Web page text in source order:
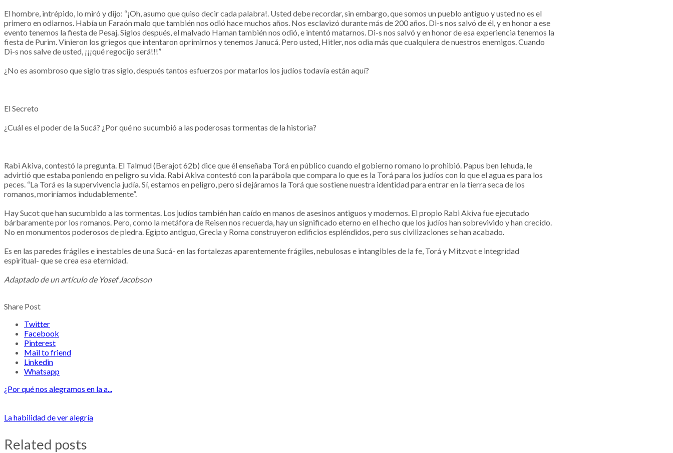
El hombre, intrépido, lo miró y dijo: “¡Oh, asumo que quiso decir cada palabra!. Usted debe recordar, sin embargo, que somos un pueblo antiguo y usted no es el
primero en odiarnos. Había un Faraón malo que también nos odió hace muchos años. Nos esclavizó durante más de 200 años. Di-s nos salvó de él, y en honor a ese
evento tenemos la fiesta de Pesaj. Siglos después, el malvado Haman también nos odió, e intentó matarnos. Di-s nos salvó y en honor de esa experiencia tenemos la
fiesta de Purim. Vinieron los griegos que intentaron oprimirnos y tenemos Janucá. Pero usted, Hitler, nos odia más que cualquiera de nuestros enemigos. Cuando
Di-s nos salve de usted, ¡¡¡qué regocijo será!!!”
¿No es asombroso que siglo tras siglo, después tantos esfuerzos por matarlos los judíos todavía están aquí?
El Secreto
¿Cuál es el poder de la Sucá? ¿Por qué no sucumbió a las poderosas tormentas de la historia?
Rabi Akiva, contestó la pregunta. El Talmud (Berajot 62b) dice que él enseñaba Torá en público cuando el gobierno romano lo prohibió. Papus ben Iehuda, le
advirtió que estaba poniendo en peligro su vida. Rabi Akiva contestó con la parábola que compara lo que es la Torá para los judíos con lo que el agua es para los
peces. “La Torá es la supervivencia judía. Sí, estamos en peligro, pero si dejáramos la Torá que sostiene nuestra identidad para entrar en la tierra seca de los
romanos, moriríamos indudablemente”.
Hay Sucot que han sucumbido a las tormentas. Los judíos también han caído en manos de asesinos antiguos y modernos. El propio Rabi Akiva fue ejecutado
bárbaramente por los romanos. Pero, como la metáfora de Reisen nos recuerda, hay un significado eterno en el hecho que los judíos han sobrevivido y han crecido.
No en monumentos poderosos de piedra. Egipto antiguo, Grecia y Roma construyeron edificios espléndidos, pero sus civilizaciones se han acabado.
Es en las paredes frágiles e inestables de una Sucá- en las fortalezas aparentemente frágiles, nebulosas e intangibles de la fe, Torá y Mitzvot e integridad
espiritual- que se crea esa eternidad.
Adaptado de un artículo de Yosef Jacobson
Share Post
Twitter
Facebook
Pinterest
Mail to friend
Linkedin
Whatsapp
¿Por qué nos alegramos en la a...
La habilidad de ver alegría
Related posts